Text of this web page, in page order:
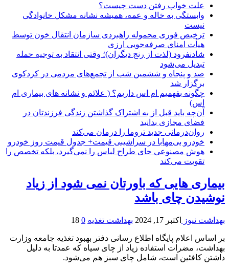
علت خواب رفتن دست چیست؟
وابستگی به خاله و عمه، همیشه نشانه مشکل خانوادگی
نیست
ترخیص فوری محموله راهبردی سازمان انتقال خون توسط
هیأت امنای صرفه‌جویی ارزی
شادنفرود (لذت از رنج دیگران)؛ وقتی انتقاد به توجیه حمله
تبدیل می‌شود
صد و پنجاه‌ و ششمین شب از تجمع‌های مردمی در کردکوی
برگزار شد
چگونه بفهمیم ام اس داریم؟ ( علائم و نشانه های بیماری ام
اس)
آن‌چه باید قبل از به اشتراک گذاشتن زندگی فرزندتان در
فضای مجازی بدانید
روان‌درمانی جدید تروما را درمان می‌کند
خودرو بی‌مهابا در سراشیبی قیمت+ جدول قیمت روز خودرو
هوش مصنوعی جای طراح لباس را نمی‌گیرد، بلکه تخصص را
تقویت می‌کند
بیماری هایی که باورتان نمی شود از زیاد
نوشیدن چای باشد
بهداشت نیوز اکتبر 17, 2024 بهداشت تغذیه 0
18
بر اساس اعلام پایگاه اطلاع رسانی دفتر بهبود تغذیه جامعه وزارت
بهداشت، مضرات استفاده زیاد از چای سیاه که عمدتا به دلیل
داشتن کافئین است، شامل چای سبز هم می‌شود.